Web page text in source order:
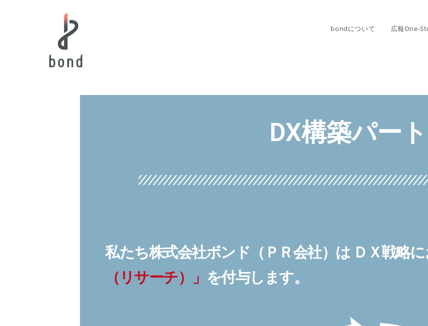
bondについて 広報One-
DX構築パー
私たち株式会社ボンド（ＰＲ会社）は ＤＸ戦略
（リサーチ）」 を付与します。